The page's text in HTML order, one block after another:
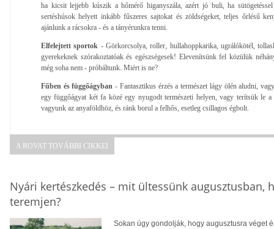
ha kicsit lejjebb kúszik a hőmérő higanyszála, azért jó buli, ha
sertéshúsok helyett inkább fűszeres sajtokat és zöldségeket, teljes őrlésű
ajánlunk a rácsokra - és a tányérunkra tenni.
Elfelejtett sportok - Görkorcsolya, roller, hullahoppkarika, ugrálókötél,
gyerekeknek szórakoztatóak és egészségesek! Elevenítsünk fel közülük
még soha nem - próbáltunk. Miért is ne?
Fűben és függőágyban - Fantasztikus érzés a természet lágy ölén aludni,
egy függőágyat két fa közé egy nyugodt természeti helyen, vagy terítsük le
vagyunk az anyaföldhöz, és ránk borul a felhős, esetleg csillagos égbolt.
A ROVAT TOVÁBBI CIKKEI
Nyári kertészkedés – mit ültessünk augusztusban,
teremjen?
Sokan úgy gondolják, hogy augusztusra véget